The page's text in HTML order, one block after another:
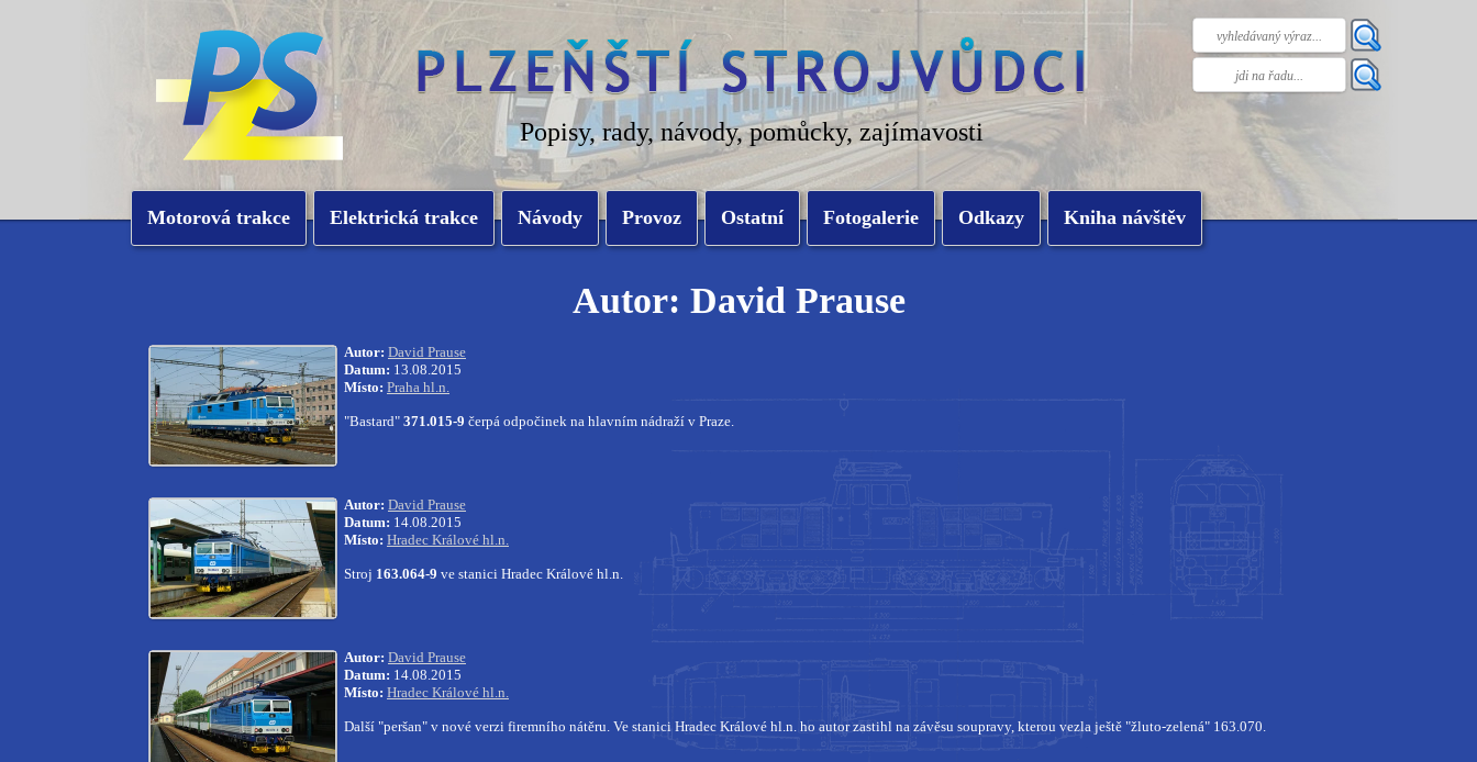
Popisy, rady, návody, pomůcky, zajímavosti
Motorová trakce Elektrická trakce Návody Provoz Ostatní Fotogalerie Odkazy Kniha návštěv
Autor: David Prause
Autor: David Prause
Datum: 13.08.2015
Místo: Praha hl.n.
"Bastard" 371.015-9 čerpá odpočinek na hlavním nádraží v Praze.
Autor: David Prause
Datum: 14.08.2015
Místo: Hradec Králové hl.n.
Stroj 163.064-9 ve stanici Hradec Králové hl.n.
Autor: David Prause
Datum: 14.08.2015
Místo: Hradec Králové hl.n.
Další "peršan" v nové verzi firemního nátěru. Ve stanici Hradec Králové hl.n. ho autor zastihl na závěsu soupravy, kterou vezla ještě "žluto-zelená" 163.070.